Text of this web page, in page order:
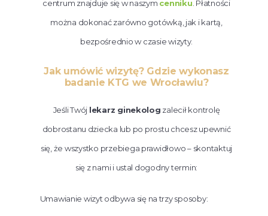
centrum znajduje się w naszym cenniku . Płatności
można dokonać zarówno gotówką, jak i kartą,
bezpośrednio w czasie wizyty.
Jak umówić wizytę? Gdzie wykonasz
badanie KTG we Wrocławiu?
Jeśli Twój lekarz ginekolog zalecił kontrolę
dobrostanu dziecka lub po prostu chcesz upewnić
się, że wszystko przebiega prawidłowo – skontaktuj
się z nami i ustal dogodny termin:
Umawianie wizyt odbywa się na trzy sposoby: